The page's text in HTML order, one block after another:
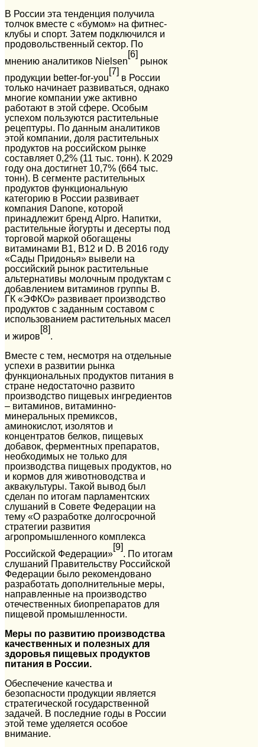
В России эта тенденция получила
толчок вместе с «бумом» на фитнес-
клубы и спорт. Затем подключился и
продовольственный сектор. По
мнению аналитиков Nielsen
[6]
рынок
продукции better-for-you
[7]
в России
только начинает развиваться, однако
многие компании уже активно
работают в этой сфере. Особым
успехом пользуются растительные
рецептуры. По данным аналитиков
этой компании, доля растительных
продуктов на российском рынке
составляет 0,2% (11 тыс. тонн). К 2029
году она достигнет 10,7% (664 тыс.
тонн). В сегменте растительных
продуктов функциональную
категорию в России развивает
компания Danone, которой
принадлежит бренд Alpro. Напитки,
растительные йогурты и десерты под
торговой маркой обогащены
витаминами B1, B12 и D. В 2016 году
«Сады Придонья» вывели на
российский рынок растительные
альтернативы молочным продуктам с
добавлением витаминов группы B.
ГК «ЭФКО» развивает производство
продуктов с заданным составом с
использованием растительных масел
и жиров
[8]
.
Вместе с тем, несмотря на отдельные
успехи в развитии рынка
функциональных продуктов питания в
стране недостаточно развито
производство пищевых ингредиентов
– витаминов, витаминно-
минеральных премиксов,
аминокислот, изолятов и
концентратов белков, пищевых
добавок, ферментных препаратов,
необходимых не только для
производства пищевых продуктов, но
и кормов для животноводства и
аквакультуры. Такой вывод был
сделан по итогам парламентских
слушаний в Совете Федерации на
тему «О разработке долгосрочной
стратегии развития
агропромышленного комплекса
Российской Федерации»
[9]
. По итогам
слушаний Правительству Российской
Федерации было рекомендовано
разработать дополнительные меры,
направленные на производство
отечественных биопрепаратов для
пищевой промышленности.
Меры по развитию производства
качественных и полезных для
здоровья пищевых продуктов
питания в России.
Обеспечение качества и
безопасности продукции является
стратегической государственной
задачей. В последние годы в России
этой теме уделяется особое
внимание.